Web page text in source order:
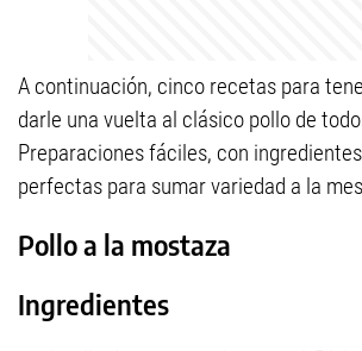
A continuación, cinco recetas para
darle una vuelta al clásico pollo de
Preparaciones fáciles, con
perfectas para sumar variedad a la
Pollo a la mostaza
Ingredientes